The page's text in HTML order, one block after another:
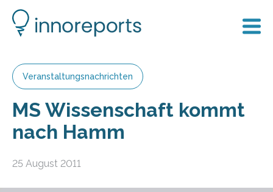
Veranstaltungsnachrichten
MS Wissenschaft kommt
nach Hamm
25 August 2011